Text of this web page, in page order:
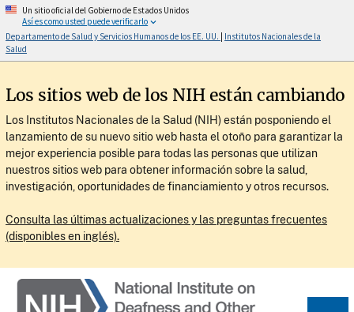
Un sitio oficial del Gobierno de Estados Unidos
Así es como usted puede verificarlo
Departamento de Salud y Servicios Humanos de los EE. UU.
Institutos Nacionales de la
Salud
Los sitios web de los NIH están cambiando
Los Institutos Nacionales de la Salud (NIH) están posponiendo el
lanzamiento de su nuevo sitio web hasta el otoño para garantizar la
mejor experiencia posible para todas las personas que utilizan
nuestros sitios web para obtener información sobre la salud,
investigación, oportunidades de financiamiento y otros recursos.
Consulta las últimas actualizaciones y las preguntas frecuentes
(disponibles en inglés).